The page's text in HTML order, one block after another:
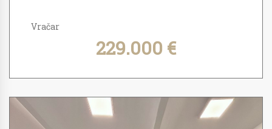
Vračar
229.000 €